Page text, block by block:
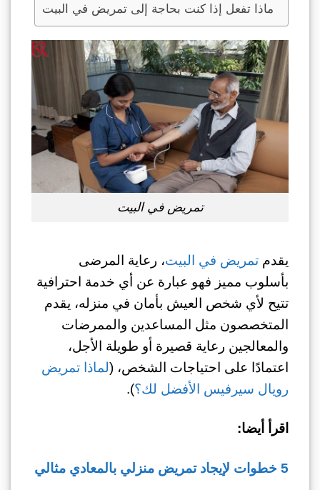
ماذا تفعل إذا كنت بحاجة إلى تمريض في البيت
تمريض في البيت
يقدمتمريض في البيت، رعاية المرضى
بأسلوب مميز فهو عبارة عن أي خدمة احترافية
تتيح لأي شخص العيش بأمان في منزله، يقدم
المتخصصون مثل المساعدين والممرضات
والمعالجين رعاية قصيرة أو طويلة الأجل،
اعتمادًا على احتياجات الشخص، (لماذا تمريض
رويال سيرفيس الأفضل لك؟).
اقرأ أيضا:
5 خطوات لإيجاد تمريض منزلي بالمعادي مثالي